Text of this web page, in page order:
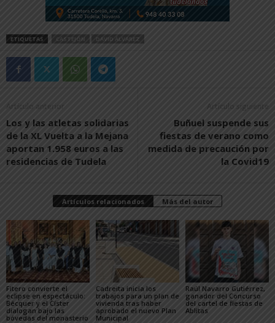
ETIQUETAS CASTEJÓN DAVID ÁLVAREZ
Artículo anterior
Los y las atletas solidarias
de la XL Vuelta a la Mejana
aportan 1.958 euros a las
residencias de Tudela
Artículo siguiente
Buñuel suspende sus
fiestas de verano como
medida de precaución por
la Covid19
Artículos relacionados Más del autor
Fitero convierte el
eclipse en espectáculo:
Bécquer y el Císter
dialogan bajo las
bóvedas del monasterio
Cadreita inicia los
trabajos para un plan de
vivienda tras haber
aprobado el nuevo Plan
Municipal
Raúl Navarro Gutiérrez,
ganador del Concurso
del cartel de fiestas de
Ablitas